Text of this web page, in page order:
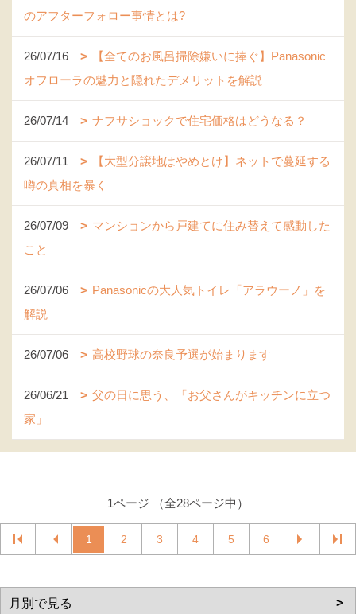
のアフターフォロー事情とは?
26/07/16
【全てのお風呂掃除嫌いに捧ぐ】Panasonic
オフローラの魅力と隠れたデメリットを解説
26/07/14 ナフサショックで住宅価格はどうなる？
26/07/11
【大型分譲地はやめとけ】ネットで蔓延する
噂の真相を暴く
26/07/09
マンションから戸建てに住み替えて感動した
こと
26/07/06
Panasonicの大人気トイレ「アラウーノ」を
解説
26/07/06 高校野球の奈良予選が始まります
26/06/21
父の日に思う、「お父さんがキッチンに立つ
家」
1ページ （全28ページ中）
1 2 3 4 5 6